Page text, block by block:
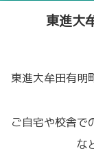
東進大
東進大牟田有明
ご自宅や校舎で
な